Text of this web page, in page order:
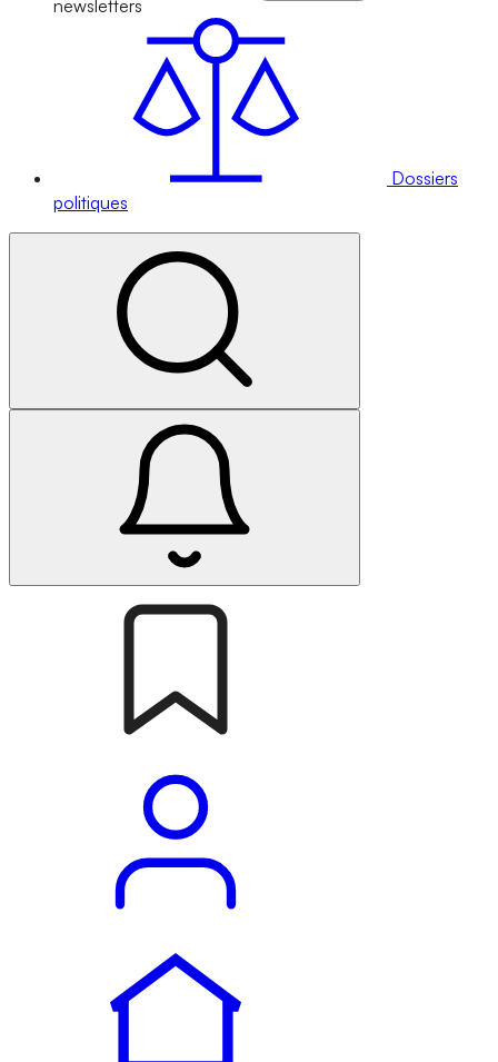
newsletters
Dossiers
politiques